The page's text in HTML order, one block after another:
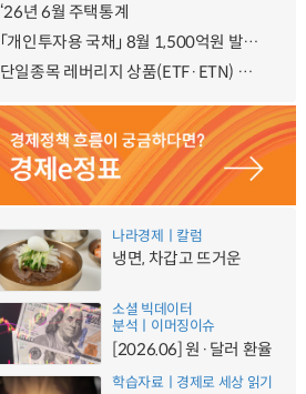
‘26년 6월 주택통계
「개인투자용 국채」 8월 1,500억원 발행 예정
단일종목 레버리지 상품(ETF·ETN) 기본예탁금 강화 조기시행 방안 안내
나라경제ㅣ칼럼
냉면, 차갑고 뜨거운
소셜 빅데이터
분석ㅣ이머징이슈
[2026.06] 원·달러 환율
학습자료ㅣ경제로 세상 읽기